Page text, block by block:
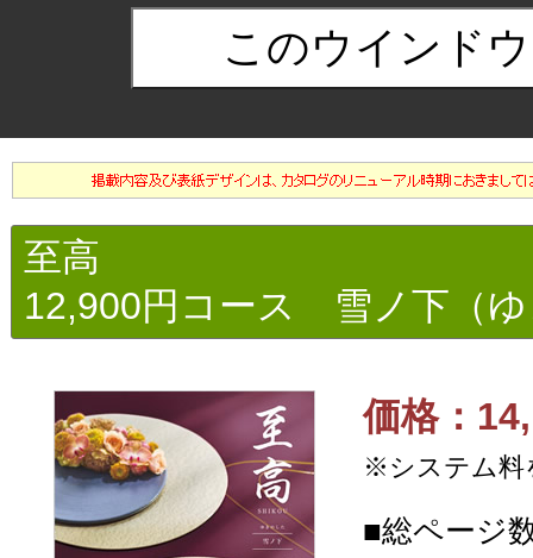
至高
12,900円コース 雪ノ下（
価格：
※システム料
■総ページ